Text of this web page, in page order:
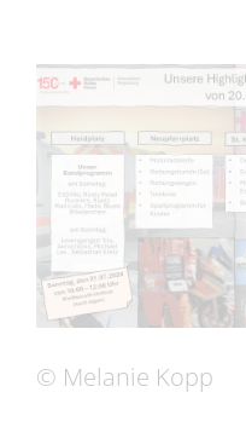
© Melanie Kopp